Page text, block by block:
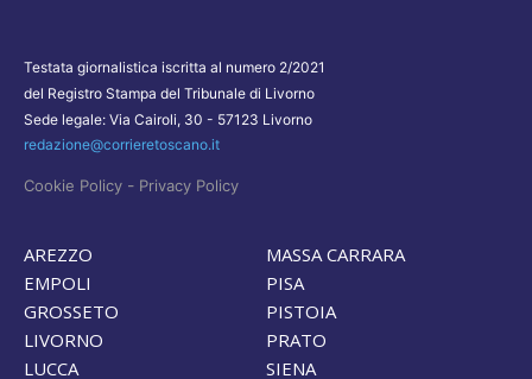
Testata giornalistica iscritta al numero 2/2021
del Registro Stampa del Tribunale di Livorno
Sede legale: Via Cairoli, 30 - 57123 Livorno
redazione@corrieretoscano.it
Cookie Policy - Privacy Policy
AREZZO
EMPOLI
GROSSETO
LIVORNO
LUCCA
MASSA CARRARA
PISA
PISTOIA
PRATO
SIENA